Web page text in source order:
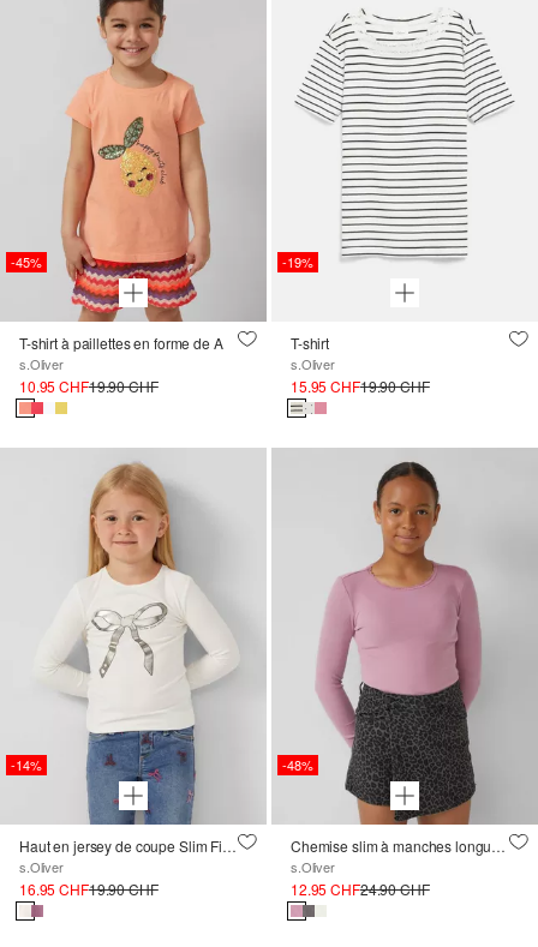
-45%
T-shirt à paillettes en forme de A
s.Oliver
10.95 CHF19.90 CHF
-19%
T-shirt
s.Oliver
15.95 CHF19.90 CHF
-14%
Haut en jersey de coupe Slim Fit, à imprimé transfert et bord roulotté
s.Oliver
16.95 CHF19.90 CHF
-48%
Chemise slim à manches longues en tissu côtelé avec détails en dentelle
s.Oliver
12.95 CHF24.90 CHF